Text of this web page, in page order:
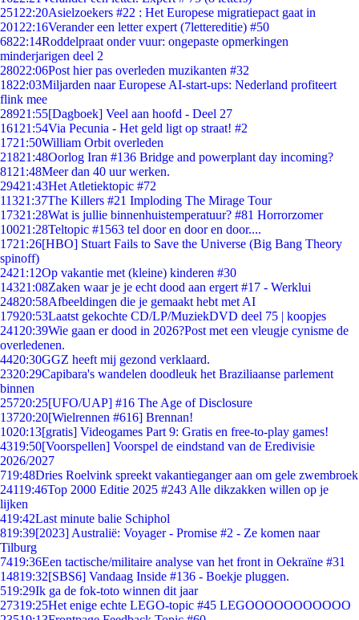
251 22:20Asielzoekers #22 : Het Europese migratiepact gaat in
201 22:16Verander een letter expert (7lettereditie) #50
6822:14Roddelpraat onder vuur: ongepaste opmerkingen
minderjarigen deel 2
28022:06Post hier pas overleden muzikanten #32
1822:03Miljarden naar Europese AI-start-ups: Nederland profiteert
flink mee
28921:55[Dagboek] Veel aan hoofd - Deel 27
161 21:54Via Pecunia - Het geld ligt op straat! #2
1721:50William Orbit overleden
21821:48Oorlog Iran #136 Bridge and powerplant day incoming?
81 21:48Meer dan 40 uur werken.
29421:43Het Atletiektopic #72
11321:37The Killers #21 Imploding The Mirage Tour
17321:28Wat is jullie binnenhuistemperatuur? #81 Horrorzomer
10021:28Teltopic #1563 tel door en door en door....
1721:26[HBO] Stuart Fails to Save the Universe (Big Bang Theory
spinoff)
2421:12Op vakantie met (kleine) kinderen #30
14321:08Zaken waar je je echt dood aan ergert #17 - Werklui
24820:58Afbeeldingen die je gemaakt hebt met AI
17920:53Laatst gekochte CD/LP/MuziekDVD deel 75 | koopjes
241 20:39Wie gaan er dood in 2026?Post met een vleugje cynisme de
overledenen.
4420:30GGZ heeft mij gezond verklaard.
2320:29Capibara's wandelen doodleuk het Braziliaanse parlement
binnen
25720:25[UFO/UAP] #16 The Age of Disclosure
13720:20[Wielrennen #616] Brennan!
1020:13[gratis] Videogames Part 9: Gratis en free-to-play games!
4319:50[Voorspellen] Voorspel de eindstand van de Eredivisie
2026/2027
719:48Dries Roelvink spreekt vakantieganger aan om gele zwembroek
24119:46Top 2000 Editie 2025 #243 Alle dikzakken willen op je
lijken
419:42Last minute balie Schiphol
819:39[2023] Australië: Voyager - Promise #2 - Ze komen naar
Tilburg
7419:36Een tactische/militaire analyse van het front in Oekraïne #31
14819:32[SBS6] Vandaag Inside #136 - Boekje pluggen.
519:29Ik ga de fok-toto winnen dit jaar
27319:25Het enige echte LEGO-topic #45 LEGOOOOOOOOOOO